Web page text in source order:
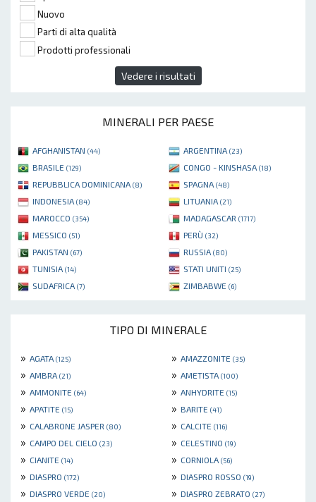
Nuovo
Parti di alta qualità
Prodotti professionali
Vedere i risultati
MINERALI PER PAESE
AFGHANISTAN (44) ARGENTINA (23)
BRASILE (129) CONGO - KINSHASA (18)
REPUBBLICA DOMINICANA (8) SPAGNA (48)
INDONESIA (84) LITUANIA (21)
MAROCCO (354) MADAGASCAR (1717)
MESSICO (51) PERÙ (32)
PAKISTAN (67) RUSSIA (80)
TUNISIA (14) STATI UNITI (25)
SUDAFRICA (7) ZIMBABWE (6)
TIPO DI MINERALE
» AGATA (125) » AMAZZONITE (35)
» AMBRA (21) » AMETISTA (100)
» AMMONITE (64) » ANHYDRITE (15)
» APATITE (15) » BARITE (41)
» CALABRONE JASPER (80) » CALCITE (116)
» CAMPO DEL CIELO (23) » CELESTINO (19)
» CIANITE (14) » CORNIOLA (56)
» DIASPRO (172) » DIASPRO ROSSO (19)
» DIASPRO VERDE (20) » DIASPRO ZEBRATO (27)